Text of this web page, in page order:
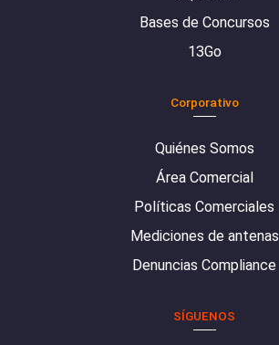
Bases de Concursos
13Go
Corporativo
Quiénes Somos
Área Comercial
Políticas Comerciales
Mediciones de antenas
Denuncias Compliance
SÍGUENOS